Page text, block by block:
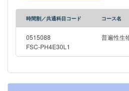
study the dynamic behavior of
topics include universal laws in
origin of biological information,
complex reaction network,
irreversibility in stem cell
時間割／共通科目コード コース名
0515088
FSC-PH4E30L1
普遍性生